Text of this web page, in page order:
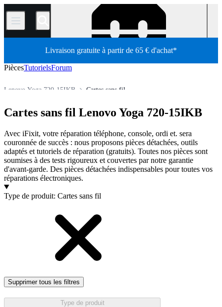
/
Livraison gratuite à partir de 65 € d'achat*
PiècesTutorielsForum
Cartes sans fil
Lenovo Yoga 720-15IKB
Ordinateur portable
Ordinateur
Pièces détachées
Boutique
Cartes sans fil Lenovo Yoga 720-15IKB
Avec iFixit, votre réparation téléphone, console, ordi et. sera
couronnée de succès : nous proposons pièces détachées, outils
adaptés et tutoriels de réparation (gratuits). Toutes nos pièces sont
soumises à des tests rigoureux et couvertes par notre garantie
d'avant-garde. Des pièces détachées indispensables pour toutes vos
réparations électroniques.
Produits
Type de produit: Cartes sans fil
Supprimer tous les filtres
Type de produit